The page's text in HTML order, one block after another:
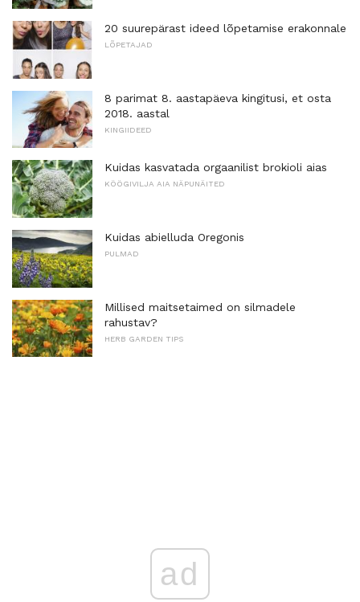
20 suurepärast ideed lõpetamise erakonnale
LÕPETAJAD
8 parimat 8. aastapäeva kingitusi, et osta
2018. aastal
KINGIIDEED
Kuidas kasvatada orgaanilist brokioli aias
KÖÖGIVILJA AIA NÄPUNÄITED
Kuidas abielluda Oregonis
PULMAD
Millised maitsetaimed on silmadele
rahustav?
HERB GARDEN TIPS
ad